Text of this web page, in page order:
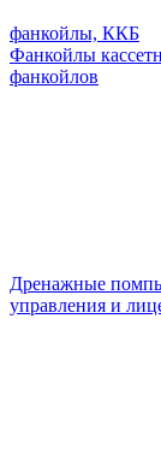
фанкойлы, ККБ
Фанкойлы
фанкойлов
Дренажные
управления и